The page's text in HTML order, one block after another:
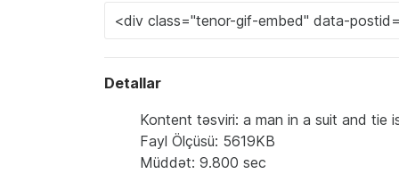
Detallar
Kontent təsviri: a man in a suit and tie
Fayl Ölçüsü: 5619KB
Müddət: 9.800 sec